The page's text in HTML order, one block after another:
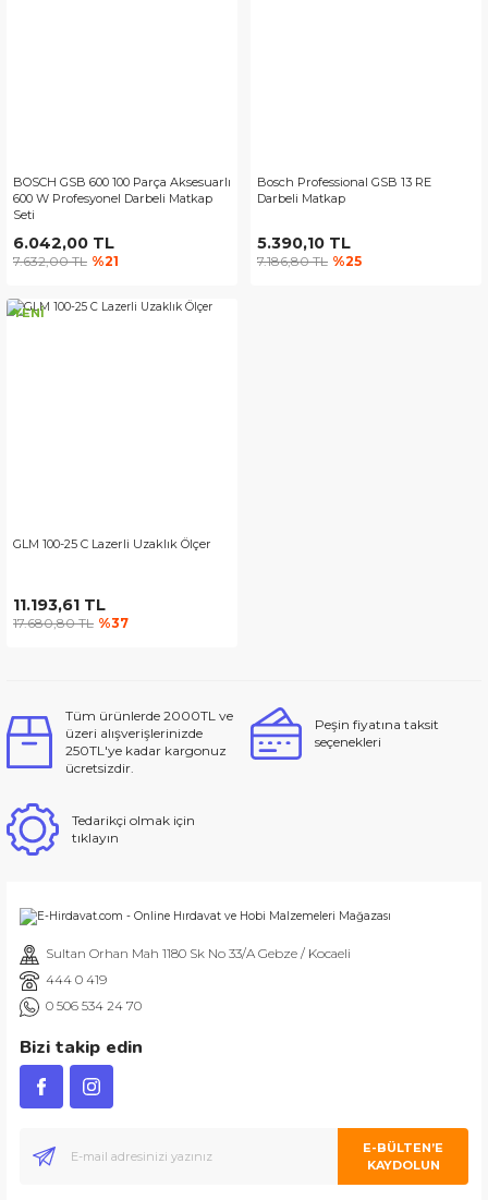
BOSCH GSB 600 100 Parça Aksesuarlı
600 W Profesyonel Darbeli Matkap
Seti
6.042,00 TL
7.632,00 TL %21
Bosch Professional GSB 13 RE
Darbeli Matkap
5.390,10 TL
7.186,80 TL %25
YENİ
GLM 100-25 C Lazerli Uzaklık Ölçer
11.193,61 TL
17.680,80 TL %37
Tüm ürünlerde 2000TL ve
üzeri alışverişlerinizde
250TL'ye kadar kargonuz
ücretsizdir.
Peşin fiyatına taksit
seçenekleri
Tedarikçi olmak için
tıklayın
Sultan Orhan Mah 1180 Sk No 33/A Gebze / Kocaeli
444 0 419
0 506 534 24 70
Bizi takip edin
E-BÜLTEN’E
KAYDOLUN